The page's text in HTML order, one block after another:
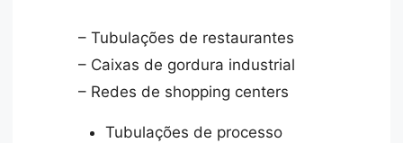
– Tubulações de restaurantes
– Caixas de gordura industrial
– Redes de shopping centers
Tubulações de processo